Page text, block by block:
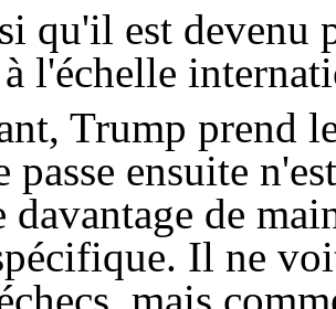
qu'il est devenu
l'échelle
Trump prend
passe ensuite
davantage de
Il ne
mais